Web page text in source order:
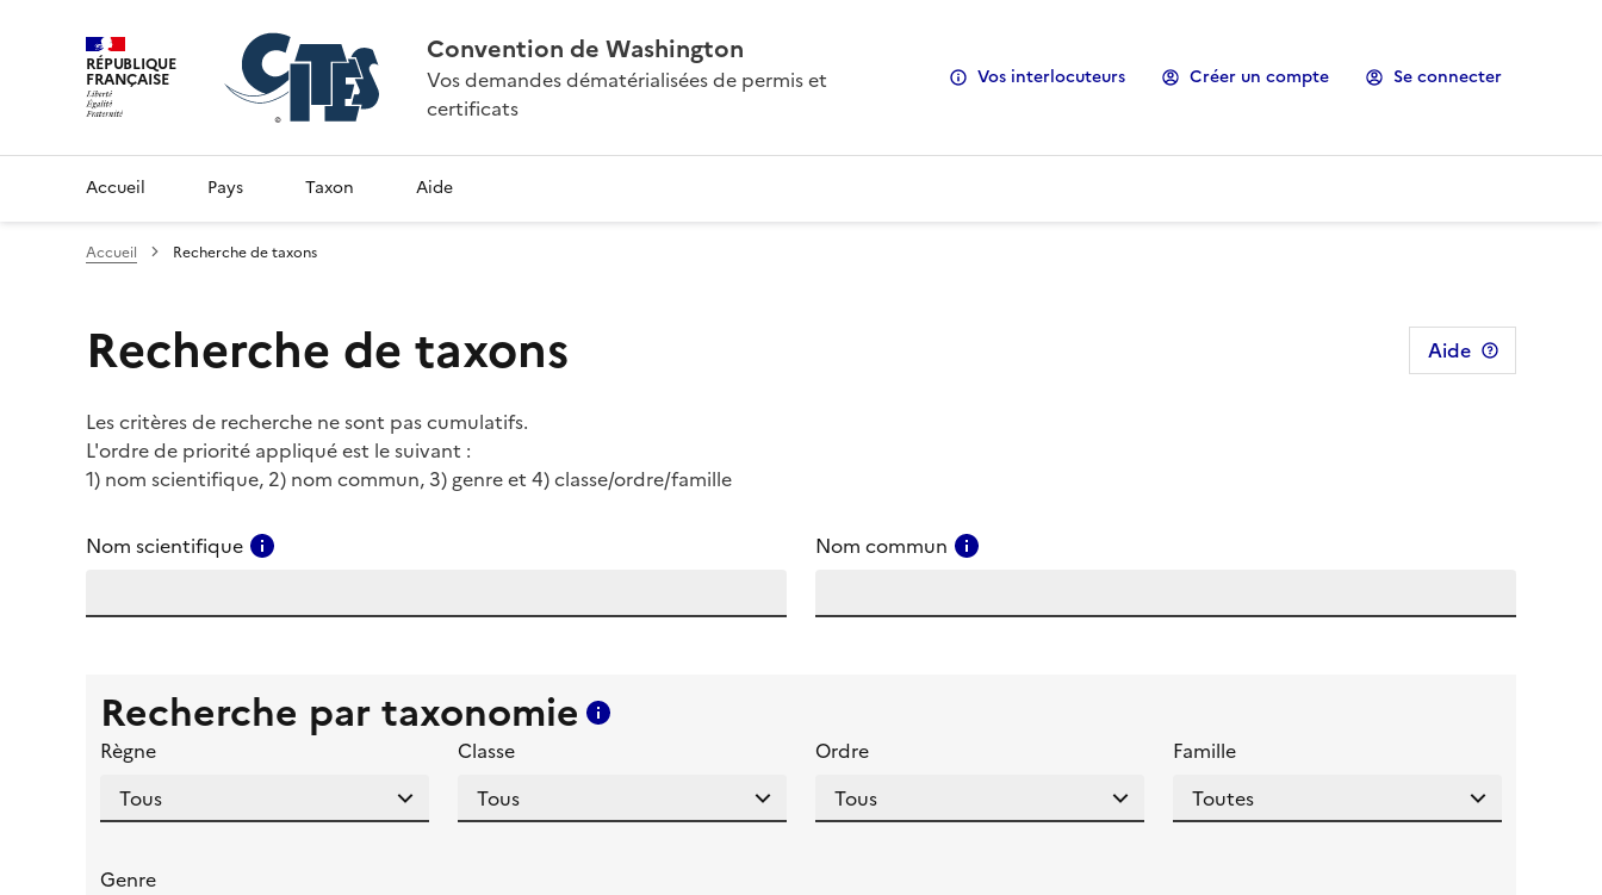
RÉPUBLIQUE
FRANÇAISE
Convention de Washington
Vos demandes dématérialisées de permis et
certificats
Vos interlocuteurs Créer un compte Se connecter
Accueil Pays Taxon Aide
Accueil Recherche de taxons
Recherche de taxons Aide
Les critères de recherche ne sont pas cumulatifs.
L'ordre de priorité appliqué est le suivant :
1) nom scientifique, 2) nom commun, 3) genre et 4) classe/ordre/famille
Nom scientifique Nom commun
Recherche par taxonomie
Règne
Classe Ordre Famille
Genre